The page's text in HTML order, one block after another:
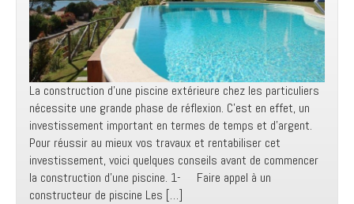
La construction d’une piscine extérieure chez les particuliers
nécessite une grande phase de réflexion. C’est en effet, un
investissement important en termes de temps et d’argent.
Pour réussir au mieux vos travaux et rentabiliser cet
investissement, voici quelques conseils avant de commencer
la construction d’une piscine. 1- Faire appel à un
constructeur de piscine Les […]